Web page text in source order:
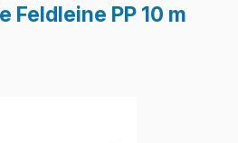
Feldleine PP 10 m